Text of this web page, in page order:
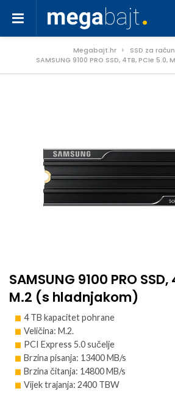
Megabajt.hr
SSD za
SAMSUNG 9100 PRO SSD, 4TB, PCIe
SAMSUNG 9100 PRO
M.2 (s hladnjakom)
4 TB kapacitet pohrane
Veličina: M.2.
PCI Express 5.0 sučelje
Brzina pisanja: 13400 MB/s
Brzina čitanja: 14800 MB/s
Vijek trajanja: 2400 TBW